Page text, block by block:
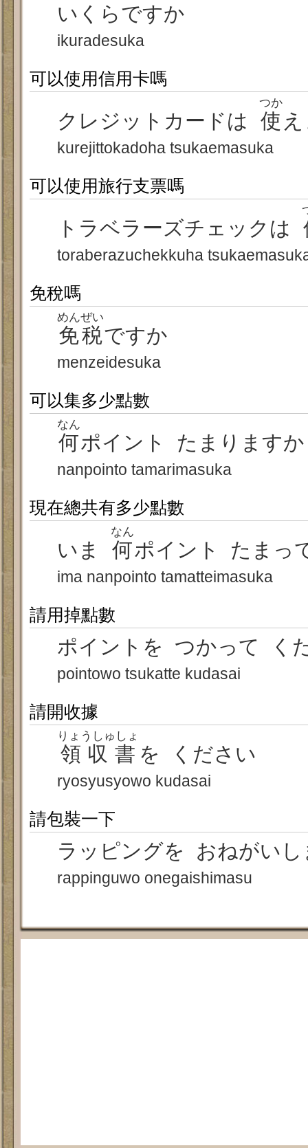
いくらですか
ikuradesuka
可以使用信用卡嗎
クレジットカードは 使
つか
kurejittokadoha tsukaemasuka
可以使用旅行支票嗎
トラベラーズチェックは
toraberazuchekkuha
免稅嗎
免税
めんぜい
ですか
menzeidesuka
可以集多少點數
何
なん
ポイント たまりますか
nanpointo tamarimasuka
現在總共有多少點數
いま 何
なん
ポイント たまっ
ima nanpointo tamatteimasuka
請用掉點數
ポイントを つかって く
pointowo tsukatte kudasai
請開收據
領収書
りょうしゅしょ
を ください
ryosyusyowo kudasai
請包裝一下
ラッピングを おねがいし
rappinguwo onegaishimasu